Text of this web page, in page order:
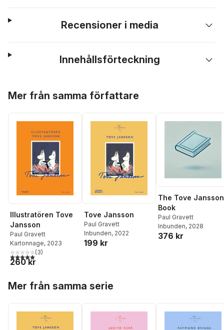
Recensioner i media
Innehållsförteckning
Mer från samma författare
Illustratören Tove
Jansson
Paul Gravett
Kartonnage, 2023
5,0utav 5 stjärnor. Totalt antal röster:
(3)
260 kr
Tove Jansson
Paul Gravett
Inbunden, 2022
199 kr
The Tove Jansson
Book
Paul Gravett
Inbunden, 2028
376 kr
Mer från samma serie